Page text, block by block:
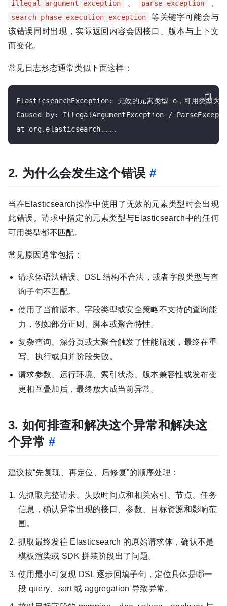
illegal_argument_exception 、 parse_exception 、
search_phase_execution_exception
等关键字可能会与
该错误同时出现，实际返回内容会因接口、版本与上下文
而变化。
常见日志形态通常类似下面这样：
ElasticsearchException: 无效的元素类型 o，可用类型为
Caused by: IllegalArgumentException /
2. 为什么会发生这个错误 #
当在Elasticsearch操作中使用了无效的元素类型时会出现
此错误。请求中指定的元素类型与Elasticsearch中的任何
可用类型都不匹配。
常见原因通常包括：
请求体语法错误、DSL 结构不合法，或者字段类型与查
询子句不匹配。
使用了当前版本、字段类型或安全策略不支持的查询能
力，例如部分正则、脚本或聚合特性。
复杂查询、深分页或大聚合触发了性能瓶颈，最终在重
写、执行或归并阶段失败。
请求参数、运行环境、索引状态、版本兼容性或发布变
更相互叠加后，最终放大成当前异常。
3. 如何排查和解决这个异常和解决这
个异常#
建议按“先复现、再定位、后修复”的顺序处理：
先抓取完整请求、失败时间点和相关索引、节点、任务
信息，确认异常出现的接口、参数、目标资源和影响范
围。
抓取最终发往 Elasticsearch 的原始请求体，确认不是
模板渲染或 SDK 拼装阶段出了问题。
使用最小可复现 DSL 逐步回填子句，定位具体是哪一
段 query、sort 或 aggregation 导致异常。